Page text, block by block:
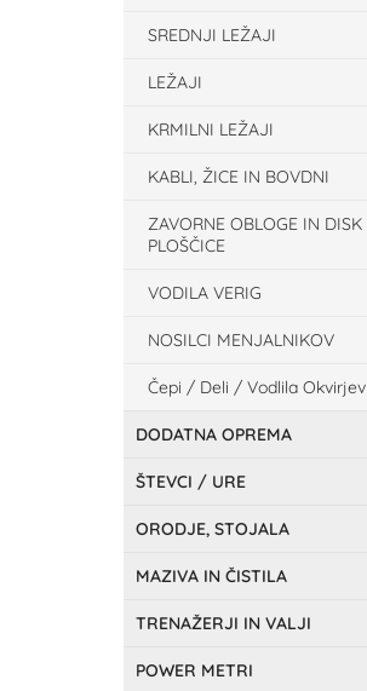
SREDNJI LEŽAJI
LEŽAJI
KRMILNI LEŽAJI
KABLI, ŽICE IN BOVDNI
ZAVORNE OBLOGE IN DISK
PLOŠČICE
VODILA VERIG
NOSILCI MENJALNIKOV
Čepi / Deli / Vodlila Okvirjev
DODATNA OPREMA
ŠTEVCI / URE
ORODJE, STOJALA
MAZIVA IN ČISTILA
TRENAŽERJI IN VALJI
POWER METRI